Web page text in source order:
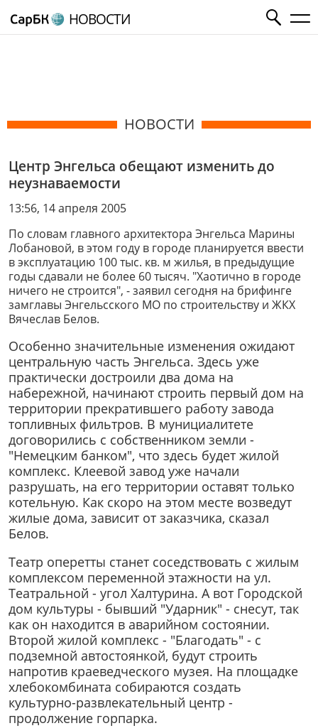
НОВОСТИ
НОВОСТИ
Центр Энгельса обещают изменить до
неузнаваемости
13:56, 14 апреля 2005
По словам главного архитектора Энгельса Марины
Лобановой, в этом году в городе планируется ввести
в эксплуатацию 100 тыс. кв. м жилья, в предыдущие
годы сдавали не более 60 тысяч. "Хаотично в городе
ничего не строится", - заявил сегодня на брифинге
замглавы Энгельсского МО по строительству и ЖКХ
Вячеслав Белов.
Особенно значительные изменения ожидают
центральную часть Энгельса. Здесь уже
практически достроили два дома на
набережной, начинают строить первый дом на
территории прекратившего работу завода
топливных фильтров. В мунициалитете
договорились с собственником земли -
"Немецким банком", что здесь будет жилой
комплекс. Клеевой завод уже начали
разрушать, на его территории оставят только
котельную. Как скоро на этом месте возведут
жилые дома, зависит от заказчика, сказал
Белов.
Театр оперетты станет соседствовать с жилым
комплексом переменной этажности на ул.
Театральной - угол Халтурина. А вот Городской
дом культуры - бывший "Ударник" - снесут, так
как он находится в аварийном состоянии.
Второй жилой комплекс - "Благодать" - с
подземной автостоянкой, будут строить
напротив краеведческого музея. На площадке
хлебокомбината собираются создать
культурно-развлекательный центр -
продолжение горпарка.